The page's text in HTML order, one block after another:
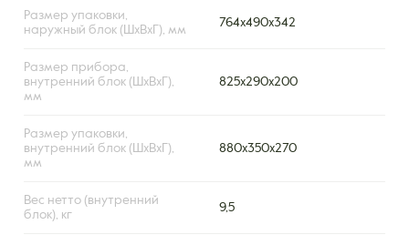
Размер упаковки,
наружный блок (ШxВxГ), мм
764x490x342
Размер прибора,
внутренний блок (ШxВxГ),
мм
825х290х200
Размер упаковки,
внутренний блок (ШxВxГ),
мм
880х350х270
Вес нетто (внутренний
блок), кг
9,5